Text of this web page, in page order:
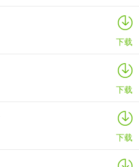
下载
下载
下载